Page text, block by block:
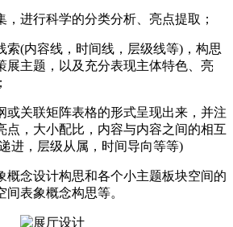
进行科学的分类分析、亮点提取；
索(内容线，时间线，层级线等)，构思
展主题，以及充分表现主体特色、亮
或关联矩阵表格的形式呈现出来，并注
点，大小配比，内容与内容之间的相互
进，层级从属，时间导向等等)
概念设计构思和各个小主题板块空间的
表象概念构思等。